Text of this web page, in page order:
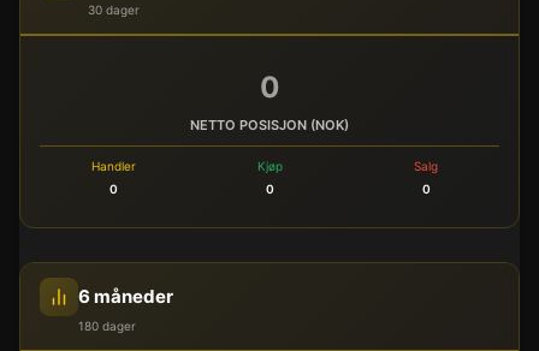
30 dager
0
NETTO POSISJON (NOK)
Handler
0
Kjøp
0
Salg
0
6 måneder
180 dager